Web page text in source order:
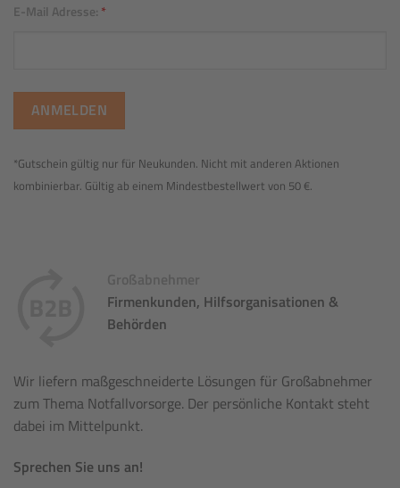
E-Mail Adresse: *
*Gutschein gültig nur für Neukunden. Nicht mit anderen Aktionen
kombinierbar. Gültig ab einem Mindestbestellwert von 50 €.
Großabnehmer
Firmenkunden, Hilfsorganisationen &
Behörden
Wir liefern maßgeschneiderte Lösungen für Großabnehmer
zum Thema Notfallvorsorge. Der persönliche Kontakt steht
dabei im Mittelpunkt.
Sprechen Sie uns an!